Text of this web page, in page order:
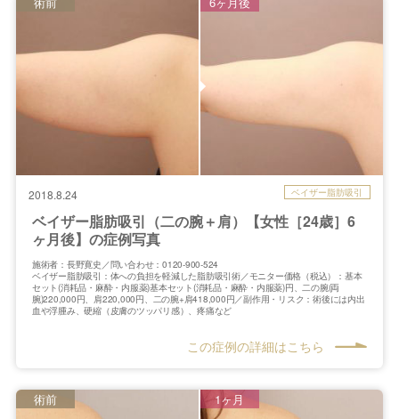
2018.8.24 ベイザー脂肪吸引
ベイザー脂肪吸引（二の腕＋肩）【女性［24歳］6
ヶ月後】の症例写真
施術者：長野寛史／問い合わせ：0120-900-524
ベイザー脂肪吸引：体への負担を軽減した脂肪吸引術／モニター価格（税込）：基本
セット(消耗品・麻酔・内服薬)基本セット(消耗品・麻酔・内服薬)円、二の腕(両
腕)220,000円、肩220,000円、二の腕+肩418,000円／副作用・リスク：術後には内出
血や浮腫み、硬縮（皮膚のツッパリ感）、疼痛など
この症例の詳細はこちら
術前 1ヶ月